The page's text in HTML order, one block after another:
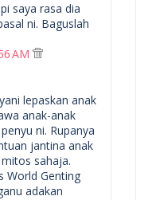
saya rasa dia
ni. Baguslah
AM
lepaskan anak
anak-anak
ni. Rupanya
jantina anak
sahaja.
World Genting
adakan